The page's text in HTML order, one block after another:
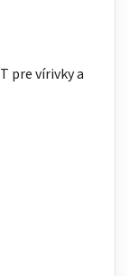
pre vírivky a